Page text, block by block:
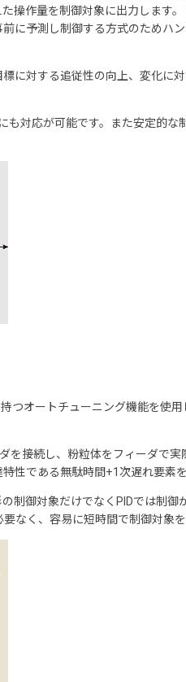
操作量を制御対象に出力します
に予測し制御する方式のためハ
に対する追従性の向上、変化に
対応が可能です。また安定的
つオートチューニング機能を使
接続し、粉粒体をフィーダで
性である無駄時間+1次遅れ要素
制御対象だけでなくPIDでは制
なく、容易に短時間で制御対象を